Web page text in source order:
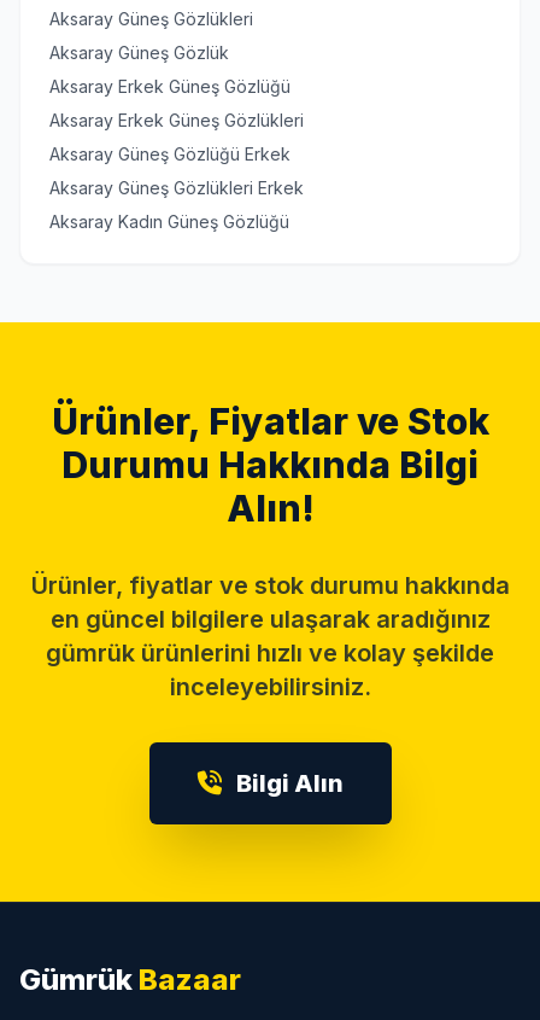
Aksaray Güneş Gözlükleri
Aksaray Güneş Gözlük
Aksaray Erkek Güneş Gözlüğü
Aksaray Erkek Güneş Gözlükleri
Aksaray Güneş Gözlüğü Erkek
Aksaray Güneş Gözlükleri Erkek
Aksaray Kadın Güneş Gözlüğü
Ürünler, Fiyatlar ve Stok
Durumu Hakkında Bilgi
Alın!
Ürünler, fiyatlar ve stok durumu hakkında
en güncel bilgilere ulaşarak aradığınız
gümrük ürünlerini hızlı ve kolay şekilde
inceleyebilirsiniz.
Bilgi Alın
Gümrük Bazaar